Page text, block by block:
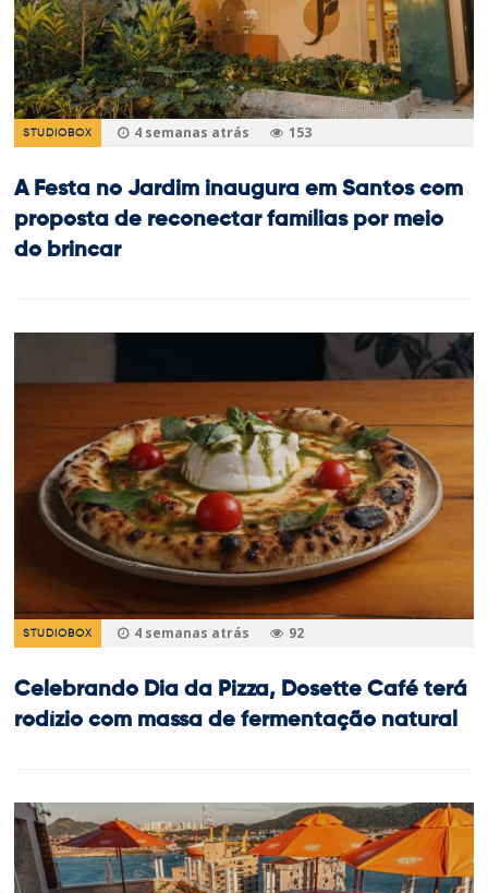
STUDIOBOX 4 semanas atrás 153
A Festa no Jardim inaugura em Santos com
proposta de reconectar famílias por meio
do brincar
STUDIOBOX 4 semanas atrás 92
Celebrando Dia da Pizza, Dosette Café terá
rodízio com massa de fermentação natural